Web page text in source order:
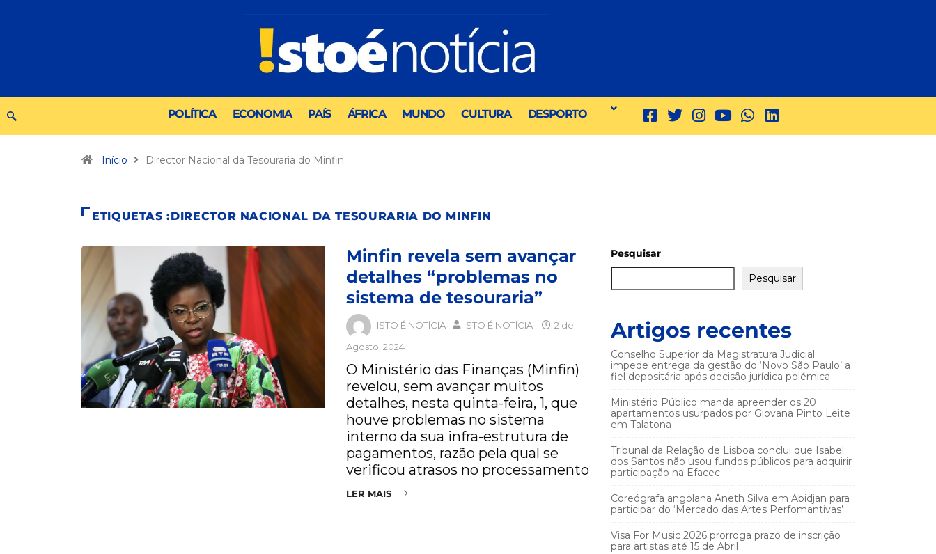
POLÍTICA ECONOMIA PAÍS ÁFRICA MUNDO CULTURA DESPORTO
Início Director Nacional da Tesouraria do Minfin
ETIQUETAS :DIRECTOR NACIONAL DA TESOURARIA DO MINFIN
Minfin revela sem avançar
detalhes “problemas no
sistema de tesouraria”
ISTO É NOTÍCIA ISTO É NOTÍCIA
2 de
Agosto, 2024
O Ministério das Finanças (Minfin)
revelou, sem avançar muitos
detalhes, nesta quinta-feira, 1, que
houve problemas no sistema
interno da sua infra-estrutura de
pagamentos, razão pela qual se
verificou atrasos no processamento
LER MAIS
Pesquisar
Pesquisar
Artigos recentes
Conselho Superior da Magistratura Judicial
impede entrega da gestão do ‘Novo São Paulo’ a
fiel depositária após decisão jurídica polémica
Ministério Público manda apreender os 20
apartamentos usurpados por Giovana Pinto Leite
em Talatona
Tribunal da Relação de Lisboa conclui que Isabel
dos Santos não usou fundos públicos para adquirir
participação na Efacec
Coreógrafa angolana Aneth Silva em Abidjan para
participar do ‘Mercado das Artes Perfomantivas’
Visa For Music 2026 prorroga prazo de inscrição
para artistas até 15 de Abril